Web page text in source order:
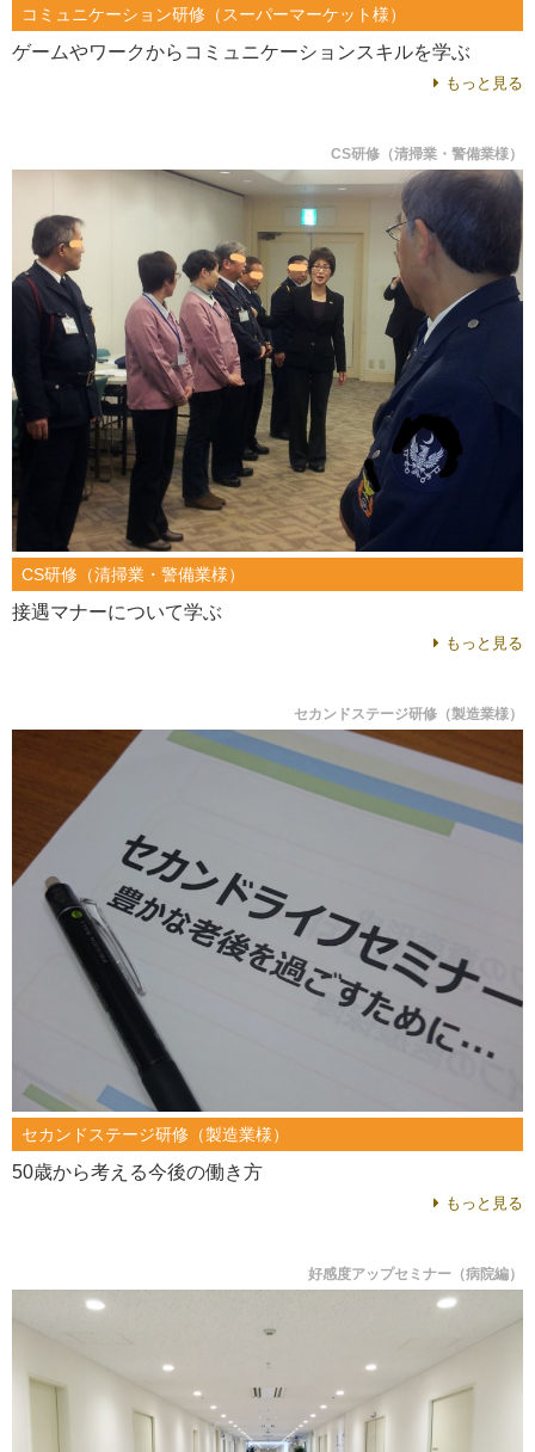
コミュニケーション研修（スーパーマーケット様）
ゲームやワークからコミュニケーションスキルを学ぶ
もっと見る
CS研修（清掃業・警備業様）
CS研修（清掃業・警備業様）
接遇マナーについて学ぶ
もっと見る
セカンドステージ研修（製造業様）
セカンドステージ研修（製造業様）
50歳から考える今後の働き方
もっと見る
好感度アップセミナー（病院編）